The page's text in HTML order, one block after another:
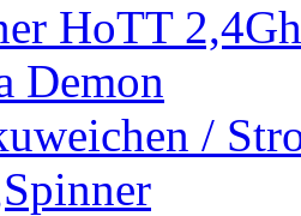
HoTT
Demon
/